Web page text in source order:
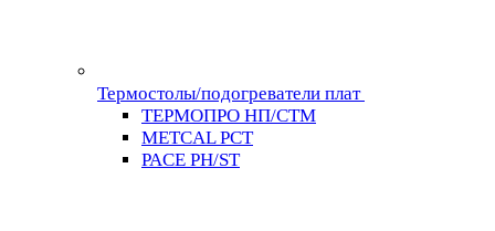
Термостолы/подогреватели плат
ТЕРМОПРО НП/СТМ
METCAL PCT
PACE PH/ST